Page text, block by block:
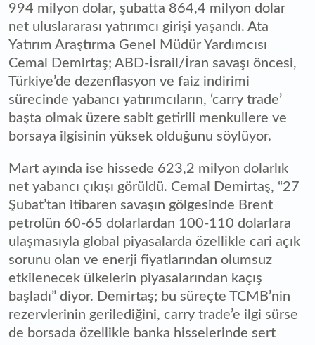
994 milyon dolar, şubatta 864,4 milyon dolar
net uluslararası yatırımcı girişi yaşandı. Ata
Yatırım Araştırma Genel Müdür Yardımcısı
Cemal Demirtaş; ABD-İsrail/İran savaşı öncesi,
Türkiye’de dezenflasyon ve faiz indirimi
sürecinde yabancı yatırımcıların, ‘carry trade’
başta olmak üzere sabit getirili menkullere ve
borsaya ilgisinin yüksek olduğunu söylüyor.
Mart ayında ise hissede 623,2 milyon dolarlık
net yabancı çıkışı görüldü. Cemal Demirtaş, “27
Şubat’tan itibaren savaşın gölgesinde Brent
petrolün 60-65 dolarlardan 100-110 dolarlara
ulaşmasıyla global piyasalarda özellikle cari açık
sorunu olan ve enerji fiyatlarından olumsuz
etkilenecek ülkelerin piyasalarından kaçış
başladı” diyor. Demirtaş; bu süreçte TCMB’nin
rezervlerinin gerilediğini, carry trade’e ilgi sürse
de borsada özellikle banka hisselerinde sert